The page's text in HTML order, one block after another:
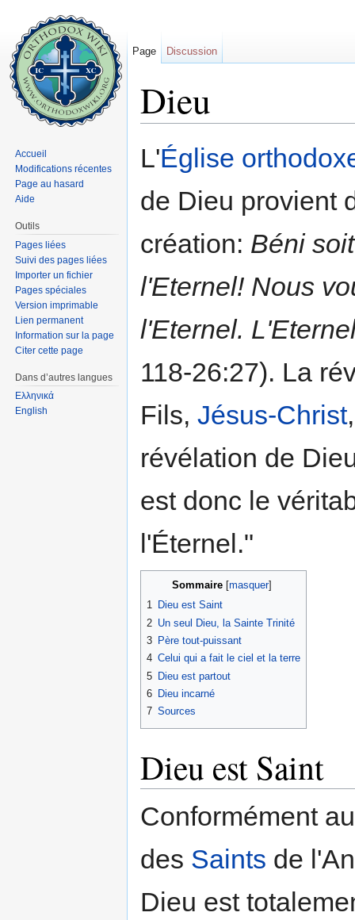
Dieu
L'Église
de Dieu provient
création: Béni
l'Eternel! Nous
l'Eternel.
118-26:27). La
Fils, Jésus-Christ
révélation de
est donc le
l'Éternel."
Sommaire masquer]
1 Dieu est Saint
2 Un seul Dieu, la Sainte Trinité
3 Père tout-puissant
4 Celui qui a fait le ciel et la terre
5 Dieu est partout
6 Dieu incarné
7 Sources
Dieu est Saint
Conformément
des Saints de
Dieu est
Page Discussion
Accueil
Modifications récentes
Page au hasard
Aide
Outils
Pages liées
Suivi des pages liées
Importer un fichier
Pages spéciales
Version imprimable
Lien permanent
Information sur la page
Citer cette page
Dans d’autres langues
Ελληνικά
English